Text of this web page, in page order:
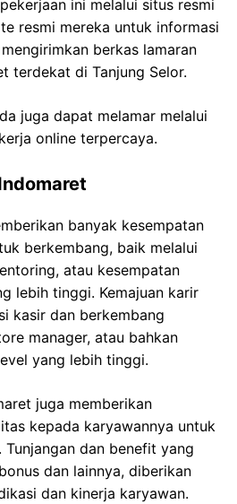
ini melalui situs resmi
resmi mereka untuk informasi
berkas lamaran
terdekat di Tanjung Selor.
juga dapat melamar melalui
online terpercaya.
banyak kesempatan
berkembang, baik melalui
atau kesempatan
lebih tinggi. Kemajuan karir
kasir dan berkembang
manager, atau bahkan
yang lebih tinggi.
juga memberikan
kepada karyawannya untuk
dan benefit yang
dan lainnya, diberikan
dan kinerja karyawan.